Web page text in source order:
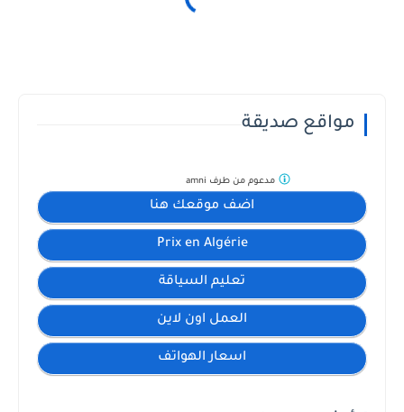
مواقع صديقة
اضف موقعك هنا
Prix en Algérie
تعليم السياقة
العمل اون لاين
اسعار الهواتف
مدعوم من طرف amni